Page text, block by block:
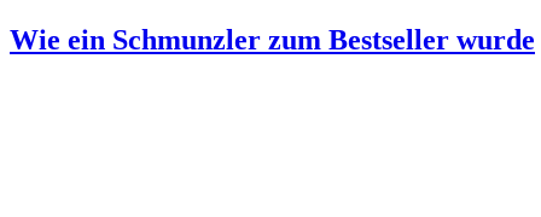
Wie ein Schmunzler zum Bestseller wurde